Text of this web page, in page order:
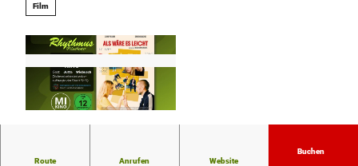
Film
Route Anrufen Website
Buchen
Genre: Drama